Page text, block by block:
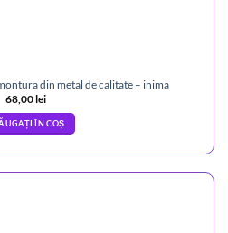
din metal de calitate – inima
68,00lei
ÎN COȘ